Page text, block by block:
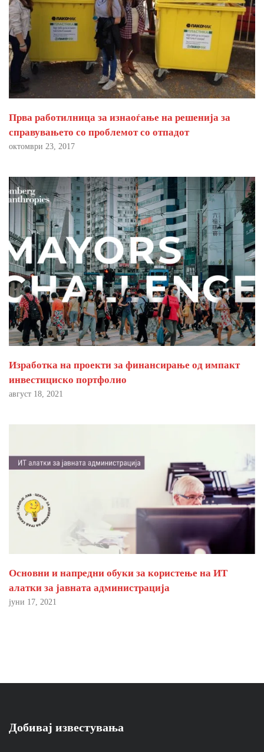
Прва работилница за изнаоѓање на решенија за
справувањето со проблемот со отпадот
октомври 23, 2017
Изработка на проекти за финансирање од импакт
инвестициско портфолио
август 18, 2021
Основни и напредни обуки за користење на ИТ
алатки за јавната администрација
јуни 17, 2021
Добивај известувања